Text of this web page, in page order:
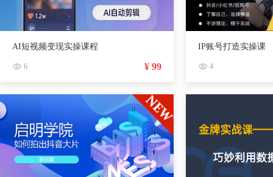
AI短视频变现实操课程
6 ¥ 99
IP账号打造实操课
4